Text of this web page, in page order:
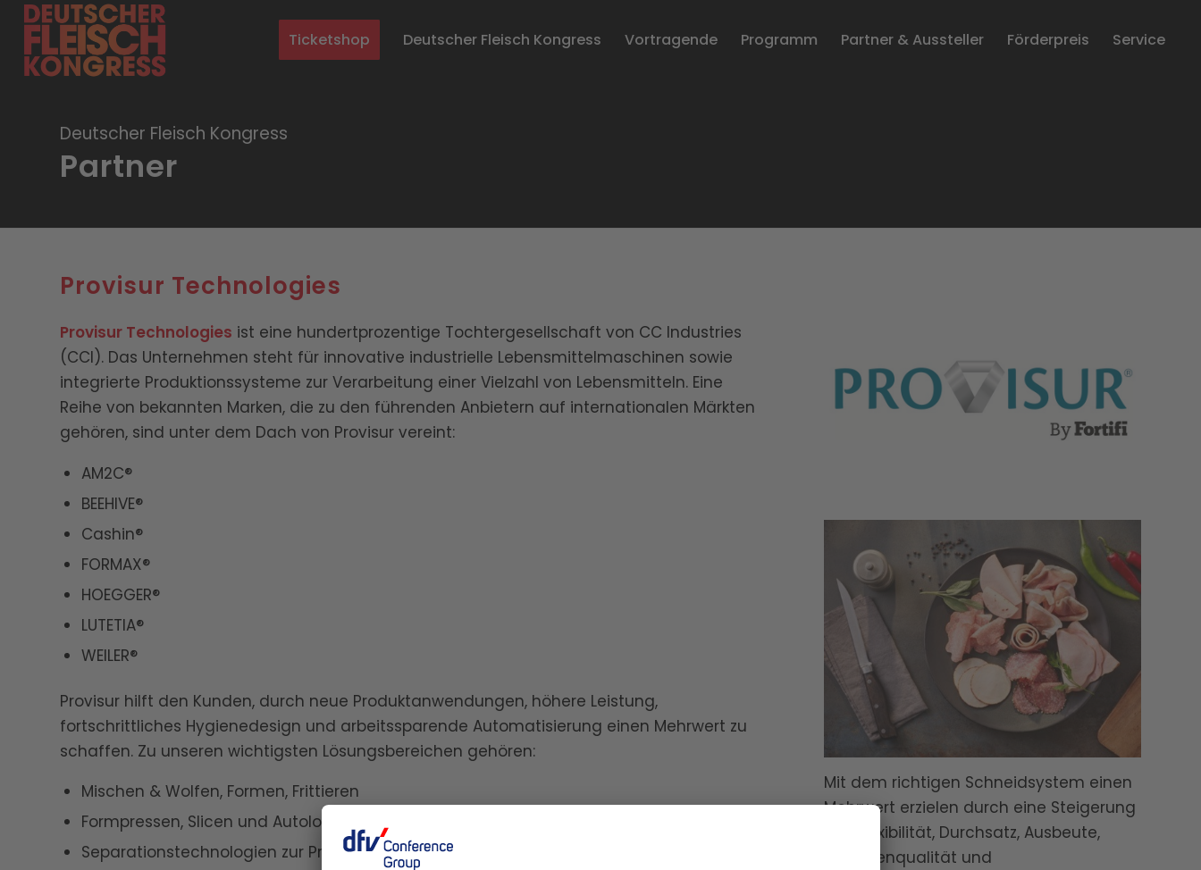
Ticketshop Deutscher Fleisch Kongress Vortragende Programm Partner & Aussteller Förderpreis Service
Deutscher Fleisch Kongress
Partner
Provisur Technologies
Provisur Technologies ist eine hundertprozentige Tochtergesellschaft von CC Industries
(CCI). Das Unternehmen steht für innovative industrielle Lebensmittelmaschinen sowie
integrierte Produktionssysteme zur Verarbeitung einer Vielzahl von Lebensmitteln. Eine
Reihe von bekannten Marken, die zu den führenden Anbietern auf internationalen Märkten
gehören, sind unter dem Dach von Provisur vereint:
AM2C®
BEEHIVE®
Cashin®
FORMAX®
HOEGGER®
LUTETIA®
WEILER®
Provisur hilft den Kunden, durch neue Produktanwendungen, höhere Leistung,
fortschrittliches Hygienedesign und arbeitssparende Automatisierung einen Mehrwert zu
schaffen. Zu unseren wichtigsten Lösungsbereichen gehören:
Mischen & Wolfen, Formen, Frittieren
Formpressen, Slicen und Autoloading
Separationstechnologien zur Proteinrückgewinnung
Mit dem richtigen Schneidsystem einen
Mehrwert erzielen durch eine Steigerung
von Flexibilität, Durchsatz, Ausbeute,
Scheibenqualität und